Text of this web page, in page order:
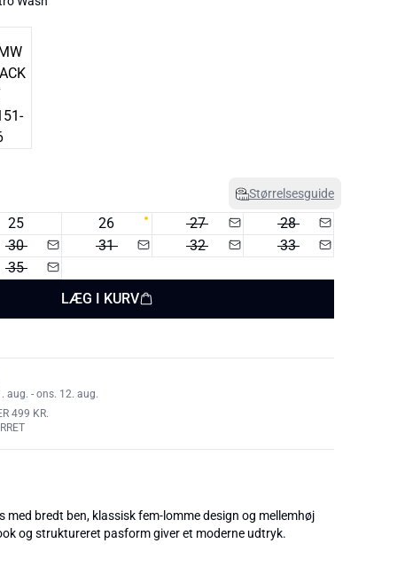
Størrelsesguide
25 26 27
28
30 31 32
33
35
LÆG I KURV
aug. - ons. 12. aug.
499 KR.
med bredt ben, klassisk fem-lomme design og mellemhøj
og struktureret pasform giver et moderne udtryk.